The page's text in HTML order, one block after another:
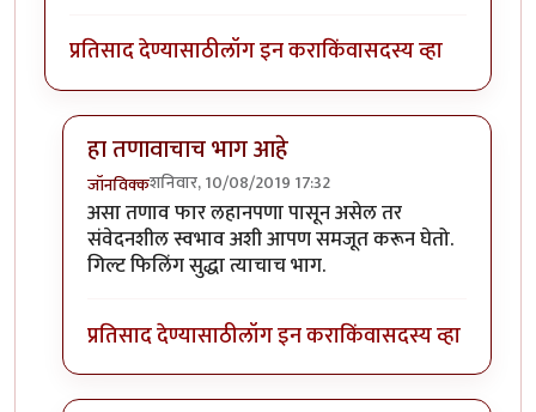
प्रतिसाद देण्यासाठीलॉग इन कराकिंवासदस्य व्हा
हा तणावाचाच भाग आहे
जॉनविक्कशनिवार, 10/08/2019 17:32
In reply toजॉन भाऊ मी तणावग्रस्त नसुनby
असा तणाव फार लहानपणा पासून असेल तर
संवेदनशील स्वभाव अशी आपण समजूत करून घेतो.
गिल्ट फिलिंग सुद्धा त्याचाच भाग.
प्रतिसाद देण्यासाठीलॉग इन कराकिंवासदस्य व्हा